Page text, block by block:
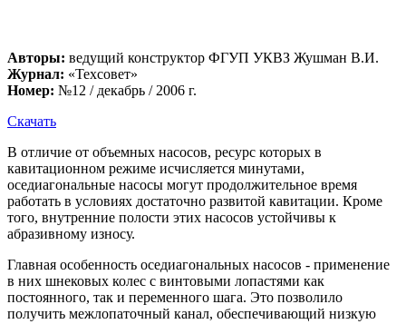
Авторы: ведущий конструктор ФГУП УКВЗ Жушман В.И.
Журнал: «Техсовет»
Номер: №12 / декабрь / 2006 г.
Скачать
В отличие от объемных насосов, ресурс которых в
кавитационном режиме исчисляется минутами,
оседиагональные насосы могут продолжительное время
работать в условиях достаточно развитой кавитации. Кроме
того, внутренние полости этих насосов устойчивы к
абразивному износу.
Главная особенность оседиагональных насосов - применение
в них шнековых колес с винтовыми лопастями как
постоянного, так и переменного шага. Это позволило
получить межлопаточный канал, обеспечивающий низкую